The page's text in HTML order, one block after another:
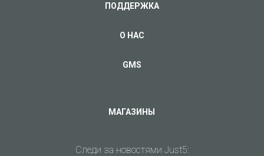
ПОДДЕРЖКА
О НАС
GMS
МАГАЗИНЫ
Следи за новостями Just5: